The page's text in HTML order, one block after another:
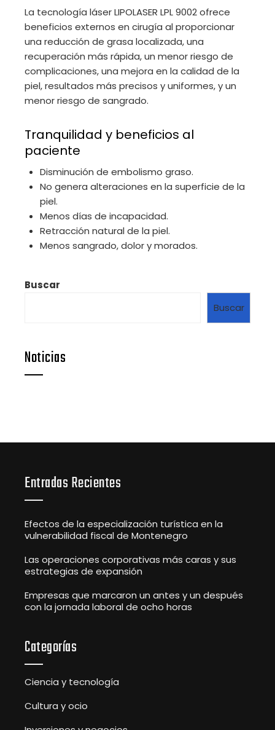
La tecnología láser LIPOLASER LPL 9002 ofrece
beneficios externos en cirugía al proporcionar
una reducción de grasa localizada, una
recuperación más rápida, un menor riesgo de
complicaciones, una mejora en la calidad de la
piel, resultados más precisos y uniformes, y un
menor riesgo de sangrado.
Tranquilidad y beneficios al
paciente
Disminución de embolismo graso.
No genera alteraciones en la superficie de la
piel.
Menos días de incapacidad.
Retracción natural de la piel.
Menos sangrado, dolor y morados.
Buscar
Buscar
Noticias
Entradas Recientes
Efectos de la especialización turística en la
vulnerabilidad fiscal de Montenegro
Las operaciones corporativas más caras y sus
estrategias de expansión
Empresas que marcaron un antes y un después
con la jornada laboral de ocho horas
Categorías
Ciencia y tecnología
Cultura y ocio